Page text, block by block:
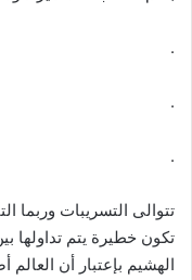
.
.
.
تتوالى التسريبات وربما
تكون خطيرة يتم تداولها
الهشيم بإعتبار أن